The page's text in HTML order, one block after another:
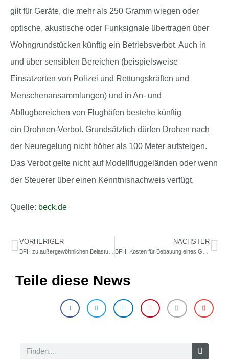
gilt für Geräte, die mehr als 250 Gramm wiegen oder
optische, akustische oder Funksignale übertragen über
Wohngrundstücken künftig ein Betriebsverbot. Auch in
und über sensiblen Bereichen (beispielsweise
Einsatzorten von Polizei und Rettungskräften und
Menschenansammlungen) und in An- und
Abflugbereichen von Flughäfen bestehe künftig
ein Drohnen-Verbot. Grundsätzlich dürfen Drohen nach
der Neuregelung nicht höher als 100 Meter aufsteigen.
Das Verbot gelte nicht auf Modellfluggeländen oder wenn
der Steuerer über einen Kenntnisnachweis verfügt.
Quelle: beck.de
VORHERIGER NÄCHSTER
Teile diese News